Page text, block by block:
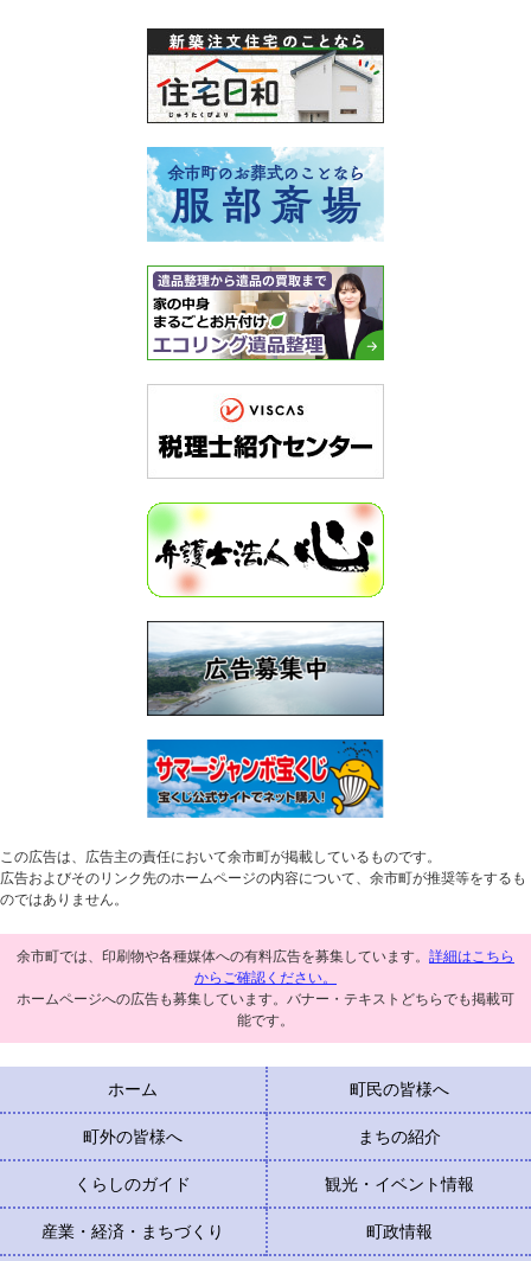
この広告は、広告主の責任において余市町が掲載しているものです。
広告およびそのリンク先のホームページの内容について、余市町が推奨等をするも
のではありません。
余市町では、印刷物や各種媒体への有料広告を募集しています。 詳細はこちら
からご確認ください。
ホームページへの広告も募集しています。バナー・テキストどちらでも掲載可
能です。
ホーム 町民の皆様へ
町外の皆様へ まちの紹介
くらしのガイド 観光・イベント情報
産業・経済・まちづくり 町政情報